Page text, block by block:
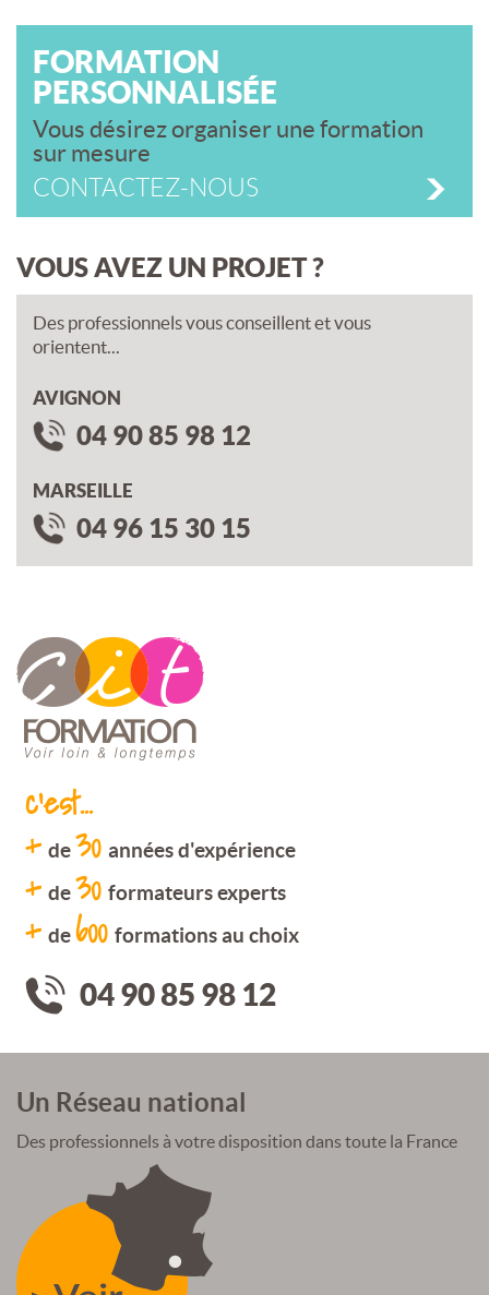
FORMATION
PERSONNALISÉE
Vous désirez organiser une formation
sur mesure
CONTACTEZ-NOUS
VOUS AVEZ UN PROJET ?
Des professionnels vous conseillent et vous
orientent...
AVIGNON
04 90 85 98 12
MARSEILLE
04 96 15 30 15
c'est...
+ de30 années d'expérience
+ de30 formateurs experts
+ de600 formations au choix
04 90 85 98 12
Un Réseau national
Des professionnels à votre disposition dans toute la France